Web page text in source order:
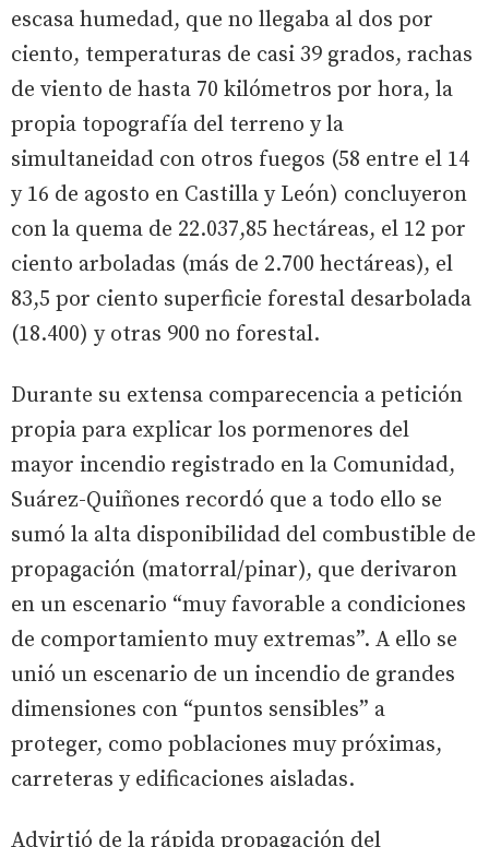
escasa humedad, que no llegaba al dos por
ciento, temperaturas de casi 39 grados, rachas
de viento de hasta 70 kilómetros por hora, la
propia topografía del terreno y la
simultaneidad con otros fuegos (58 entre el 14
y 16 de agosto en Castilla y León) concluyeron
con la quema de 22.037,85 hectáreas, el 12 por
ciento arboladas (más de 2.700 hectáreas), el
83,5 por ciento superficie forestal desarbolada
(18.400) y otras 900 no forestal.
Durante su extensa comparecencia a petición
propia para explicar los pormenores del
mayor incendio registrado en la Comunidad,
Suárez-Quiñones recordó que a todo ello se
sumó la alta disponibilidad del combustible de
propagación (matorral/pinar), que derivaron
en un escenario “muy favorable a condiciones
de comportamiento muy extremas”. A ello se
unió un escenario de un incendio de grandes
dimensiones con “puntos sensibles” a
proteger, como poblaciones muy próximas,
carreteras y edificaciones aisladas.
Advirtió de la rápida propagación del